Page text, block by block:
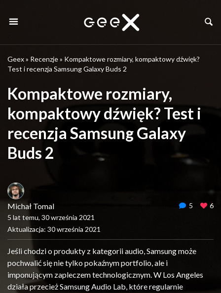
Geex» Recenzje» Kompaktowe rozmiary, kompaktowy dźwięk?
Test i recenzja Samsung Galaxy Buds 2
Kompaktowe rozmiary,
kompaktowy dźwięk? Test i
recenzja Samsung Galaxy
Buds 2
Michał Tomal
5 lat temu, 30 września 2021
Aktualizacja: 30 września 2021
5 6
Jeśli chodzi o produkty z kategorii audio, Samsung może
pochwalić się nie tylko pokaźnym portfolio, ale i
imponującym zapleczem technologicznym. W Los Angeles
działa przecież Samsung Audio Lab, które regularnie